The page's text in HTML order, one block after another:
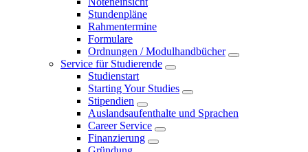
Stundenpläne
Rahmentermine
Formulare
Ordnungen / Modulhandbücher
Service für Studierende
Studienstart
Starting Your Studies
Stipendien
Auslandsaufenthalte und Sprachen
Career Service
Finanzierung